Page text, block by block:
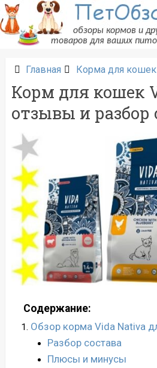
Перейти
к
содержанию
Главная Корма для кошек
Корм для кошек
отзывы и разбор
Содержание:
Обзор корма Vida Nativa
Разбор состава
Плюсы и минусы